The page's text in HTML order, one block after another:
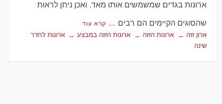
ארונות בגדים שמשמשים אותו מאד. ואכן ניתן לראות
שהסוגים הקיימים הם רבים … קרא עוד
ארון זזה ארונות הזזה ארונות הזזה במבצע
ארונות לחדר
שינה